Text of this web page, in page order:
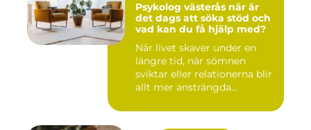
Psykolog västerås när är
det dags att söka stöd och
vad kan du få hjälp med?
När livet skaver under en
längre tid, när sömnen
sviktar eller relationerna blir
allt mer ansträngda...